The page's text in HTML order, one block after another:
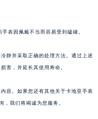
表因佩戴不当而容易受到磕碰。
静并采取正确的处理方法。通过上述
害，并延长其使用寿命。
容。如果您还有其他关于卡地亚手表
，我们将竭诚为您服务。